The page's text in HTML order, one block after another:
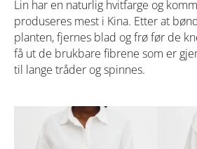
Lin har en naturlig hvitfarge og
produseres mest i Kina. Etter at
planten, fjernes blad og frø før de
få ut de brukbare fibrene som er
til lange tråder og spinnes.